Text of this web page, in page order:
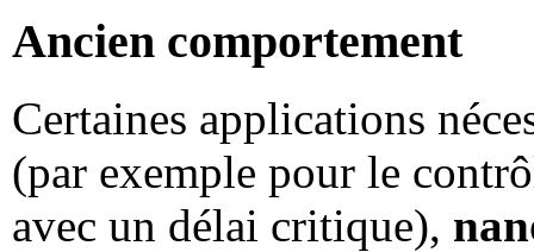
Ancien comportement
Certaines applications
(par exemple pour le
avec un délai critique),